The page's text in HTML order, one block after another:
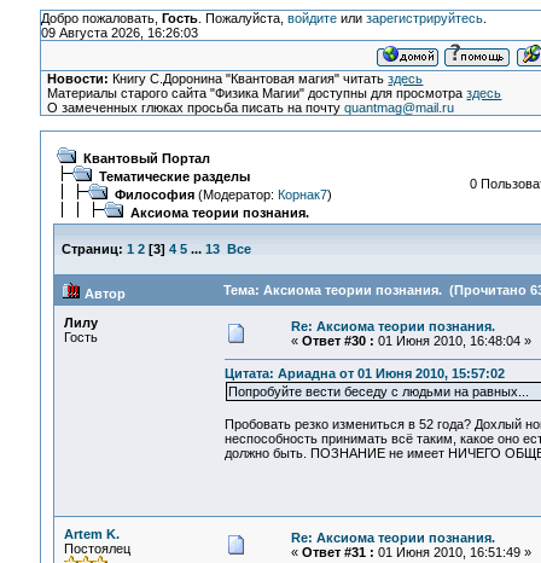
Добро пожаловать, Гость. Пожалуйста, войдитеили зарегистрируйтесь.
09 Августа 2026, 16:26:03
Новости: Книгу С.Доронина "Квантовая магия" читатьздесь
Материалы старого сайта "Физика Магии" доступны для просмотраздесь
О замеченных глюках просьба писать на почтуquantmag@mail.ru
Квантовый Портал
Тематические разделы
Философия(Модератор: Корнак7)
Аксиома теории познания.
0
Страниц: 1 2[3] 4 5 ... 13 Все
Автор Тема: Аксиома теории познания. (Прочитано
Лилу
Гость
Re: Аксиома теории познания.
« Ответ #30 : 01 Июня 2010, 16:48:04 »
Цитата: Ариадна от 01 Июня 2010, 15:57:02
Попробуйте вести беседу с людьми на равных...
Пробовать резко измениться в 52 года? Дохлый
неспособность принимать всё таким, какое оно
должно быть. ПОЗНАНИЕ не имеет НИЧЕГО
Artem K.
Постоялец
Re: Аксиома теории познания.
« Ответ #31 : 01 Июня 2010, 16:51:49 »